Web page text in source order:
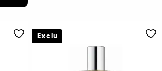
Exclu